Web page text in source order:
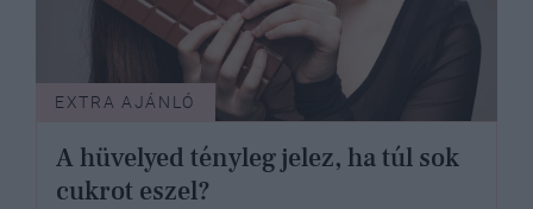
EXTRA AJÁNLÓ
A hüvelyed tényleg jelez, ha túl sok
cukrot eszel?